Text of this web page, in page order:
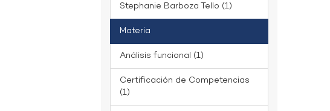
Stephanie Barboza Tello (1)
Materia
Análisis funcional (1)
Certificación de Competencias
(1)